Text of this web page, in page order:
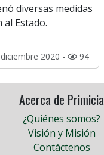
diversas medidas
Estado.
2020 - 94
Acerca de Primicia
¿Quiénes somos?
Visión y Misión
Contáctenos